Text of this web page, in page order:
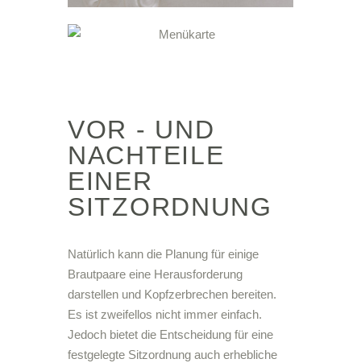
VOR - UND
NACHTEILE
EINER
SITZORDNUNG
Natürlich kann die Planung für einige
Brautpaare eine Herausforderung
darstellen und Kopfzerbrechen bereiten.
Es ist zweifellos nicht immer einfach.
Jedoch bietet die Entscheidung für eine
festgelegte Sitzordnung auch erhebliche